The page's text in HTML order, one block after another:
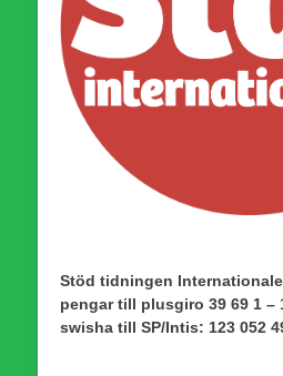
Stöd tidningen
pengar till plusgiro 39 69 1 –
swisha till SP/Intis: 123 052